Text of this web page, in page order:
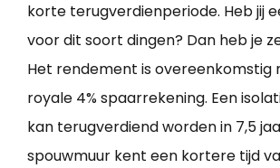
korte terugverdienperiode. Heb jij
voor dit soort dingen? Dan heb je
Het rendement is overeenkomstig
royale 4% spaarrekening. Een
kan terugverdiend worden in 7,5
spouwmuur kent een kortere tijd